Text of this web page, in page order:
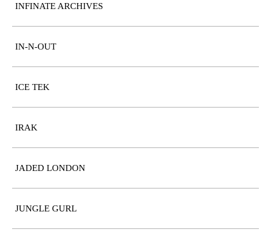
INFINATE ARCHIVES
IN-N-OUT
ICE TEK
IRAK
JADED LONDON
JUNGLE GURL